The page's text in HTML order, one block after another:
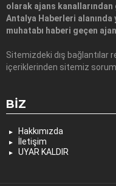
olarak ajans
Antalya Haberleri
muhatabı haberi geçen
Sitemizdeki dış bağlantılar
içeriklerinden sitemiz
BIZ
Hakkımızda
İletişim
UYAR KALDIR